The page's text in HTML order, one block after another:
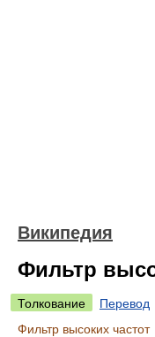
Википедия
Фильтр
Толкование
Перевод
Фильтр высоких частот